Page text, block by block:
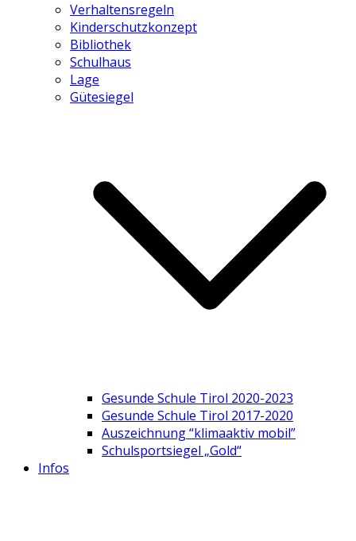
Verhaltensregeln
Kinderschutzkonzept
Bibliothek
Schulhaus
Lage
Gütesiegel
Gesunde Schule Tirol 2020-2023
Gesunde Schule Tirol 2017-2020
Auszeichnung “klimaaktiv mobil”
Schulsportsiegel „Gold“
Infos